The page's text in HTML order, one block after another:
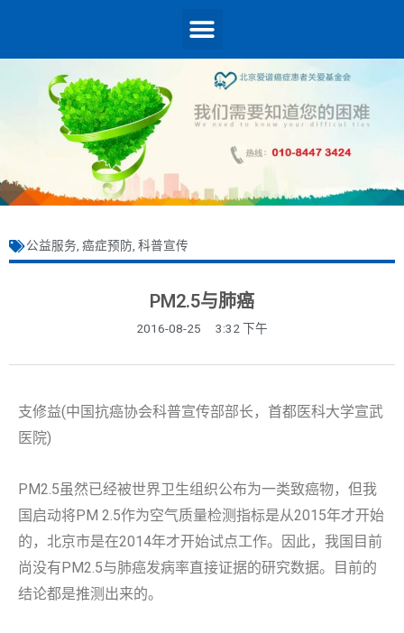
公益服务, 癌症预防, 科普宣传
PM2.5与肺癌
2016-08-25 3:32 下午
支修益(中国抗癌协会科普宣传部部长，首都医科大学宣武
医院)
PM2.5虽然已经被世界卫生组织公布为一类致癌物，但我
国启动将PM 2.5作为空气质量检测指标是从2015年才开始
的，北京市是在2014年才开始试点工作。因此，我国目前
尚没有PM2.5与肺癌发病率直接证据的研究数据。目前的
结论都是推测出来的。